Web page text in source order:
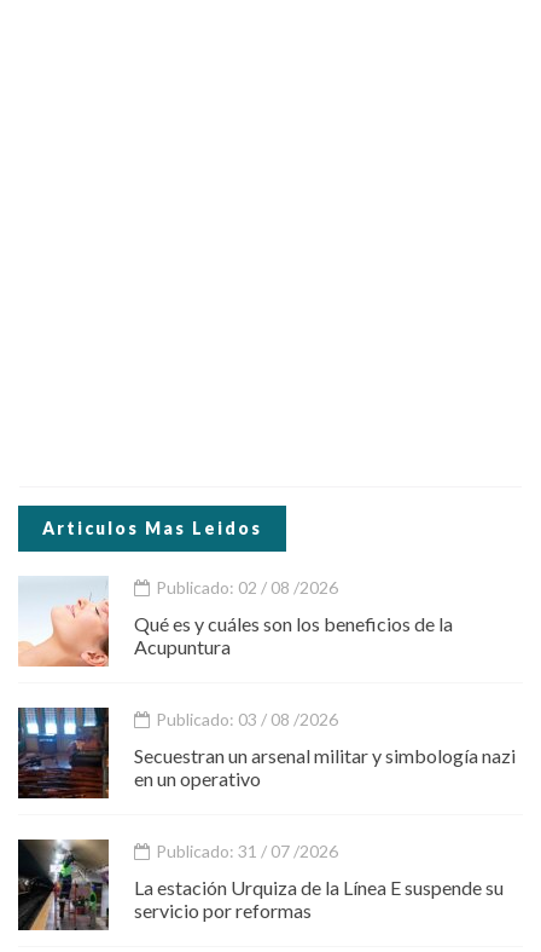
Articulos Mas Leidos
Publicado: 02 / 08 /2026
Qué es y cuáles son los beneficios de la
Acupuntura
Publicado: 03 / 08 /2026
Secuestran un arsenal militar y simbología nazi
en un operativo
Publicado: 31 / 07 /2026
La estación Urquiza de la Línea E suspende su
servicio por reformas